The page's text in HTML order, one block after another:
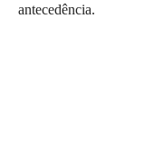
antecedência.